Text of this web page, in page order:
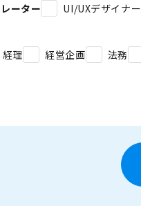
ーター
UI/UXデザイナー
経理 経営企画 法務